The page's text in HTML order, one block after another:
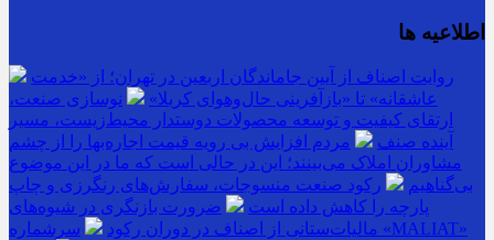
اطلاعیه ها
روایت اصناف از آیین جاماندگان اربعین در تهران؛ از «خدمت
عاشقانه» تا «بازآفرینی حال‌وهوای کربلا»
نوسازی صنعت،
ارتقای کیفیت و توسعه محصولات دوستدار محیط‌زیست، مسیر
آینده صنف
مردم افزایش بی رویه قیمت اجاره‌بها را از چشم
مشاوران املاک می‌بینند؛ این در حالی است که ما در این موضوع
بی‌گناهیم
رکود صنعت منسوجات، سفارش‌های رنگرزی و چاپ
پارچه را کاهش داده است
ضرورت بازنگری در شیوه‌های
مالیات‌ستانی از اصناف در دوران رکود
سرشماره «MALIAT»